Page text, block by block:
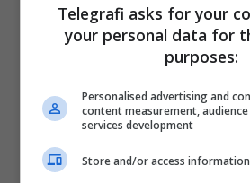
Liga E Evropës Ostersunds
Telegrafi asks for your
your personal data for
purposes:
Personalised advertising and
content measurement,
services development
Store and/or access